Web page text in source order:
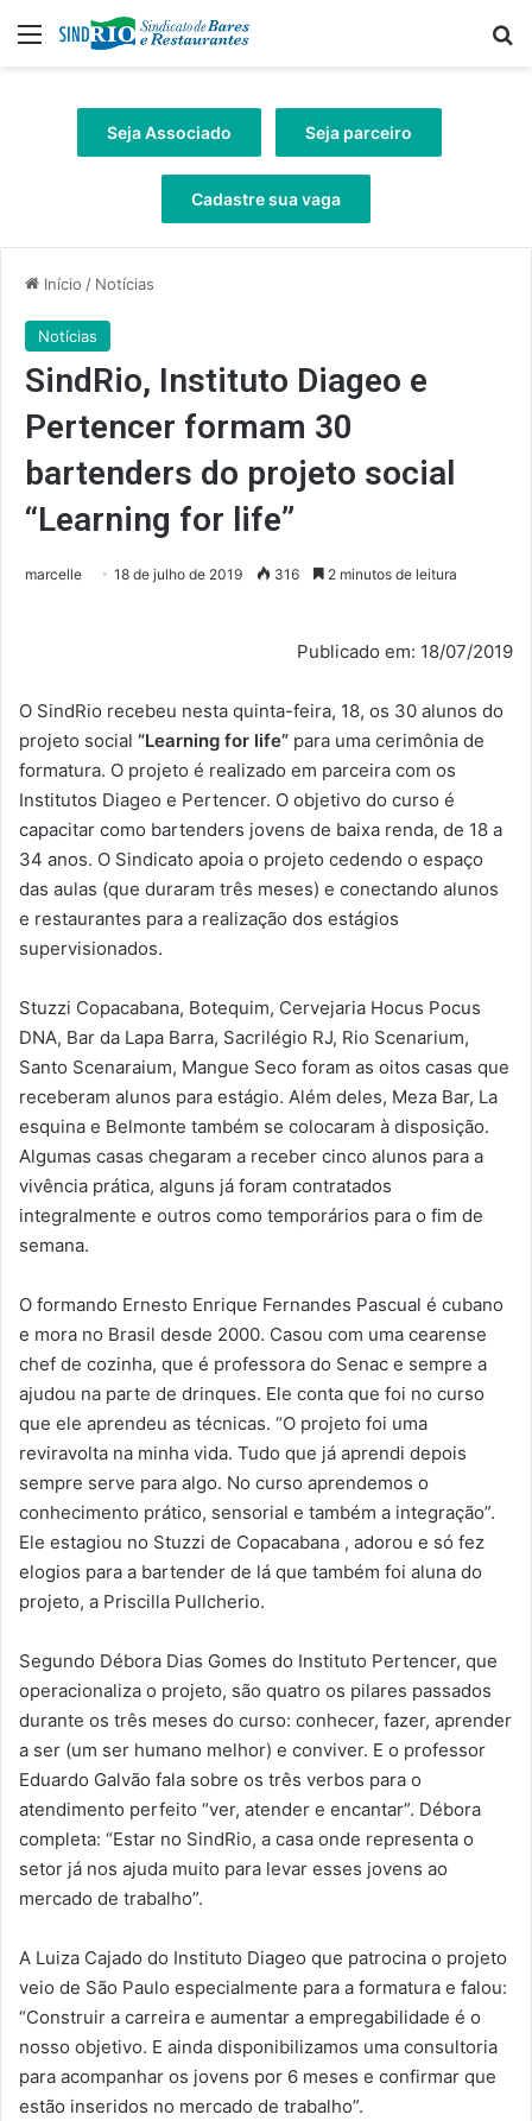
Menu
Seja Associado Seja parceiro
Cadastre sua vaga
Início / Notícias
Notícias
SindRio, Instituto Diageo e
Pertencer formam 30
bartenders do projeto social
“Learning for life”
marcelle 18 de julho de 2019 316 2 minutos de leitura
Publicado em: 18/07/2019
O SindRio recebeu nesta quinta-feira, 18, os 30 alunos do
projeto social “Learning for life” para uma cerimônia de
formatura. O projeto é realizado em parceira com os
Institutos Diageo e Pertencer. O objetivo do curso é
capacitar como bartenders jovens de baixa renda, de 18 a
34 anos. O Sindicato apoia o projeto cedendo o espaço
das aulas (que duraram três meses) e conectando alunos
e restaurantes para a realização dos estágios
supervisionados.
Stuzzi Copacabana, Botequim, Cervejaria Hocus Pocus
DNA, Bar da Lapa Barra, Sacrilégio RJ, Rio Scenarium,
Santo Scenaraium, Mangue Seco foram as oitos casas que
receberam alunos para estágio. Além deles, Meza Bar, La
esquina e Belmonte também se colocaram à disposição.
Algumas casas chegaram a receber cinco alunos para a
vivência prática, alguns já foram contratados
integralmente e outros como temporários para o fim de
semana.
O formando Ernesto Enrique Fernandes Pascual é cubano
e mora no Brasil desde 2000. Casou com uma cearense
chef de cozinha, que é professora do Senac e sempre a
ajudou na parte de drinques. Ele conta que foi no curso
que ele aprendeu as técnicas. “O projeto foi uma
reviravolta na minha vida. Tudo que já aprendi depois
sempre serve para algo. No curso aprendemos o
conhecimento prático, sensorial e também a integração”.
Ele estagiou no Stuzzi de Copacabana , adorou e só fez
elogios para a bartender de lá que também foi aluna do
projeto, a Priscilla Pullcherio.
Segundo Débora Dias Gomes do Instituto Pertencer, que
operacionaliza o projeto, são quatro os pilares passados
durante os três meses do curso: conhecer, fazer, aprender
a ser (um ser humano melhor) e conviver. E o professor
Eduardo Galvão fala sobre os três verbos para o
atendimento perfeito “ver, atender e encantar”. Débora
completa: “Estar no SindRio, a casa onde representa o
setor já nos ajuda muito para levar esses jovens ao
mercado de trabalho”.
A Luiza Cajado do Instituto Diageo que patrocina o projeto
veio de São Paulo especialmente para a formatura e falou:
“Construir a carreira e aumentar a empregabilidade é o
nosso objetivo. E ainda disponibilizamos uma consultoria
para acompanhar os jovens por 6 meses e confirmar que
estão inseridos no mercado de trabalho”.